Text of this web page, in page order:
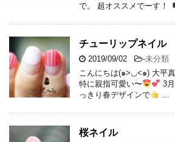
で。 超オススメでーす！
チューリップネイル
2019/09/02 -未分類
こんにちは(๑>◡<๑) 大平
特に親指可愛い〜
3
っきり春デザインで
桜ネイル